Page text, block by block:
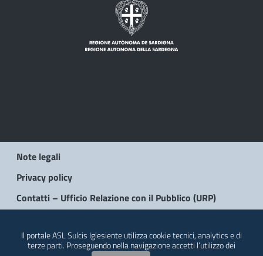
Note legali
Privacy policy
Contatti – Ufficio Relazione con il Pubblico (URP)
Il portale ASL Sulcis Iglesiente utilizza cookie tecnici, analytics e di
terze parti. Proseguendo nella navigazione accetti l’utilizzo dei